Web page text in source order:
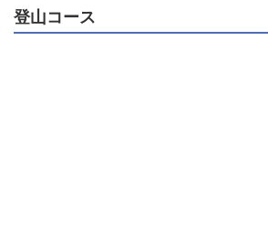
登山コース